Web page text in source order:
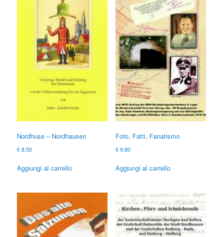
Nordhuse – Nordhausen
€8.50
Aggiungi al carrello
Foto, Fatti, Fanatismo
€9.80
Aggiungi al carrello